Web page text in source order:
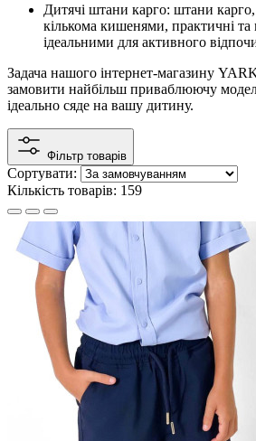
Дитячі штани карго: штани карго,
кількома кишенями, практичні та
ідеальними для активного
Задача нашого інтернет-магазину
замовити найбільш приваблюючу
ідеально сяде на вашу дитину.
Фільтр товарів
Сортувати:
Кількість товарів: 159